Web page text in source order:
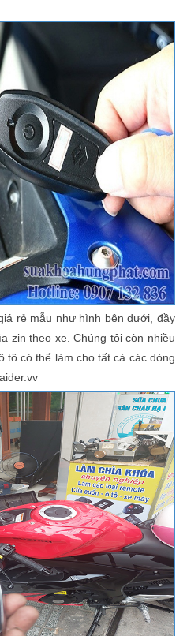
rẻ mẫu như hình bên dưới, đầy
zin theo xe. Chúng tôi còn nhiều
tô có thể làm cho tất cả các dòng